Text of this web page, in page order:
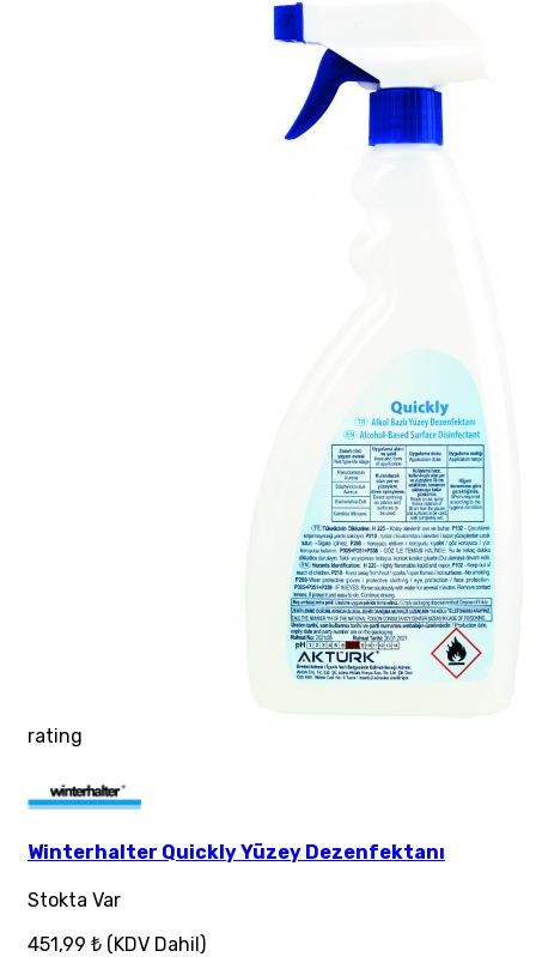
rating
Winterhalter Quickly Yüzey Dezenfektanı
Stokta Var
451,99 ₺ (KDV Dahil)